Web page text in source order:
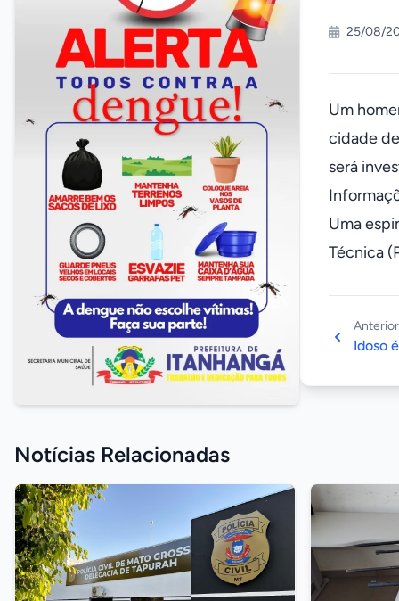
25/08/
Um
cidade
será
Uma
Técnica
Anterior
Idoso
Notícias Relacionadas